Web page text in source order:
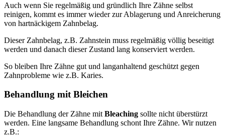
Auch wenn Sie regelmäßig und gründlich Ihre Zähne selbst
reinigen, kommt es immer wieder zur Ablagerung und Anreicherung
von hartnäckigem Zahnbelag.
Dieser Zahnbelag, z.B. Zahnstein muss regelmäßig völlig beseitigt
werden und danach dieser Zustand lang konserviert werden.
So bleiben Ihre Zähne gut und langanhaltend geschützt gegen
Zahnprobleme wie z.B. Karies.
Behandlung mit Bleichen
Die Behandlung der Zähne mit Bleaching sollte nicht überstürzt
werden. Eine langsame Behandlung schont Ihre Zähne. Wir nutzen
z.B.: